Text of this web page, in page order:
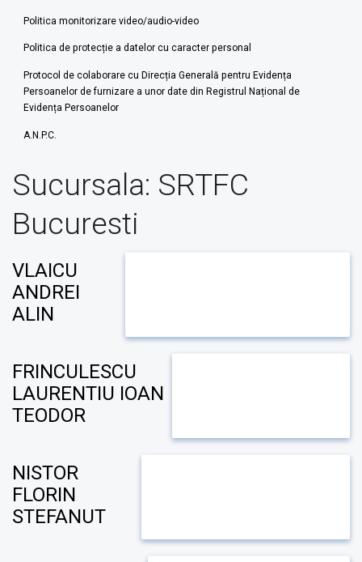
Politica monitorizare video/audio-video
Politica de protecție a datelor cu caracter personal
Protocol de colaborare cu Direcția Generală pentru Evidența
Persoanelor de furnizare a unor date din Registrul Național de
Evidența Persoanelor
A.N.P.C.
Sucursala: SRTFC
Bucuresti
VLAICU
ANDREI
ALIN
FRINCULESCU
LAURENTIU IOAN
TEODOR
NISTOR
FLORIN
STEFANUT